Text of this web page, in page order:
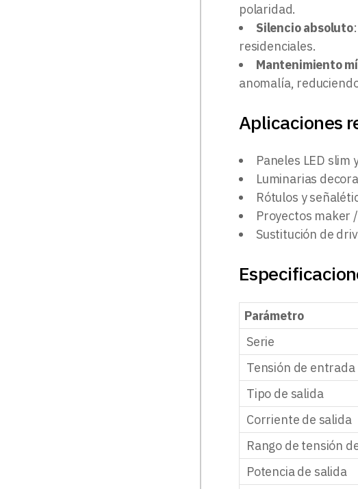
polaridad.
Silencio absoluto
residenciales.
Mantenimiento
anomalía,
Aplicaciones
Paneles LED
Luminarias
Rótulos y
Proyectos maker
Sustitución de
Parámetro
Serie
Tensión de entrada
Tipo de salida
Corriente de salida
Rango de tensión
Potencia de salida